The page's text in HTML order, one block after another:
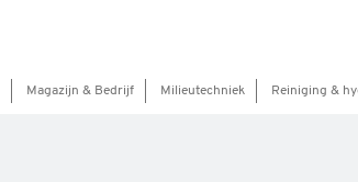
Magazijn & Bedrijf Milieutechniek Reiniging &